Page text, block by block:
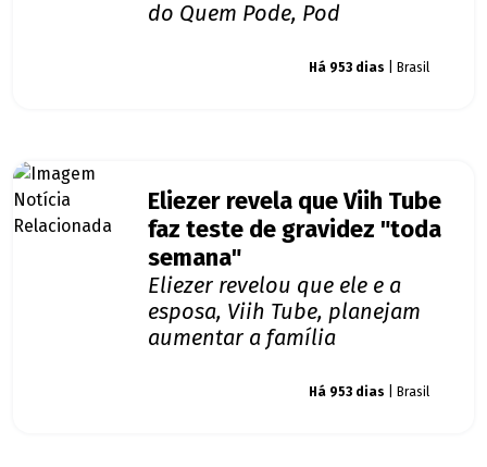
do Quem Pode, Pod
Há 953 dias | Brasil
Eliezer revela que Viih Tube
faz teste de gravidez "toda
semana"
Eliezer revelou que ele e a
esposa, Viih Tube, planejam
aumentar a família
Há 953 dias | Brasil